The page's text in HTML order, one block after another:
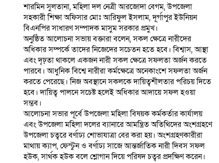
শারমিন সুলতানা, মহিলা দল নেত্রী আরজোদা বেগম, উপজেলা
সহকারী শিক্ষা অফিসার মোঃ আরিফুল ইসলাম, দূর্গাপুর ইউনিয়ন
বিএনপির সাধারণ সম্পাদক মাসুম সরকার প্রমুখ।
অনুষ্ঠিত আলোচনা সভায় বক্তারা বলেন, সকল ক্ষেত্রে নারীদের
অধিকার সম্পর্কে তাদের নিজেদের সচেতন হতে হবে। বিশ্বাস, আস্থা
এবং দৃঢ়তা থাকলে একজন নারী সকল ক্ষেত্রে সফলতা অর্জন করতে
পারবে। আধুনিক বিশ্বে নারীরা কর্মক্ষেত্রে অনেকাংশে সফলতা অর্জন
করতে পেরেছে। নিজ অবস্থানে সকলকে দায়িত্বশীলতার পরিচয় দিতে
হবে। দায়িত্ব পালনে সচেষ্ট হলেই অধিকার আদায়ে সফল হওয়া
সম্ভব।
আলোচনা সভার পূর্বে উপজেলা মহিলা বিষয়ক কর্মকর্তার কার্যালয়
এবং উপজেলা মহিলা দলের ব্যানারে আমন্ত্রিত অতিথিদের অংশগ্রহণে
উপজেলা চত্বরে বর্ণাঢ্য শোভাযাত্রা বের করা হয়। অংশগ্রহণকারীরা
মাথায় ক্যাপ, ফেস্টুন ও বর্ণাঢ্য সাজে আন্তর্জাতিক নারী দিবস সফল
হউক, সার্থক হউক বলে শ্লোগান দিয়ে পরিষদ চত্বর প্রদক্ষিণ করেন।